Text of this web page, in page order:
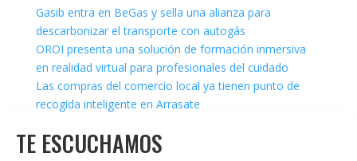
Gasib entra en BeGas y sella una alianza para
descarbonizar el transporte con autogás
OROI presenta una solución de formación inmersiva
en realidad virtual para profesionales del cuidado
Las compras del comercio local ya tienen punto de
recogida inteligente en Arrasate
TE ESCUCHAMOS